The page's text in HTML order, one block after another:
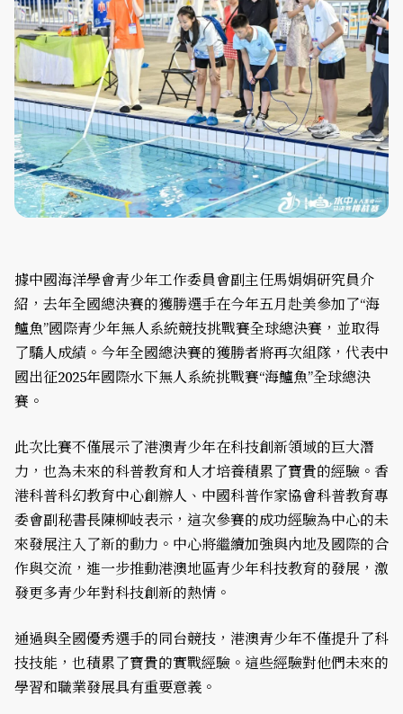
據中國海洋學會青少年工作委員會副主任馬娟娟研究員介
紹，去年全國總決賽的獲勝選手在今年五月赴美參加了“海
鱸魚”國際青少年無人系統競技挑戰賽全球總決賽，並取得
了驕人成績。今年全國總決賽的獲勝者將再次組隊，代表中
國出征2025年國際水下無人系統挑戰賽“海鱸魚”全球總決
賽。
此次比賽不僅展示了港澳青少年在科技創新領域的巨大潛
力，也為未來的科普教育和人才培養積累了寶貴的經驗。香
港科普科幻教育中心創辦人、中國科普作家協會科普教育專
委會副秘書長陳柳岐表示，這次參賽的成功經驗為中心的未
來發展注入了新的動力。中心將繼續加強與內地及國際的合
作與交流，進一步推動港澳地區青少年科技教育的發展，激
發更多青少年對科技創新的熱情。
通過與全國優秀選手的同台競技，港澳青少年不僅提升了科
技技能，也積累了寶貴的實戰經驗。這些經驗對他們未來的
學習和職業發展具有重要意義。